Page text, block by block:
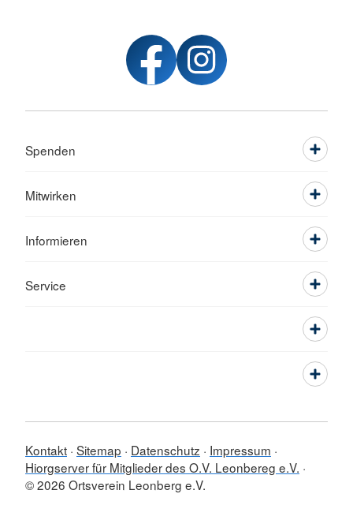
Spenden
Mitwirken
Informieren
Service
Kontakt Sitemap Datenschutz
Impressum
Hiorgserver für Mitglieder des O.V. Leonbereg e.V.
© 2026 Ortsverein Leonberg e.V.